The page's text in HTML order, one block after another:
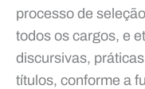
processo de
todos os cargos, e
discursivas,
títulos, conforme a